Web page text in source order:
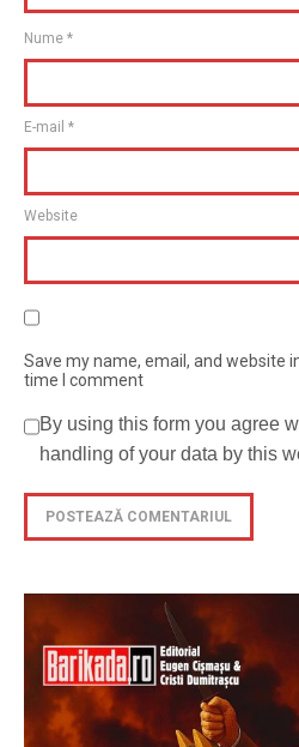
Nume *
E-mail *
Website
Save my name, email, and website
time I comment
By using this form you agree
handling of your data by this